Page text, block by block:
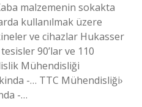
malzemenin sokakta
kullanılmak üzere
ve cihazlar Hukasser
90’lar ve 110
Mühendisliği
-… TTC Mühendisliği›
-…